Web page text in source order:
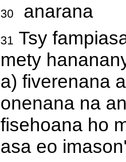
30 anarana
31 Tsy
mety
a) fiverenana
onenana na
fisehoana ho
asa eo